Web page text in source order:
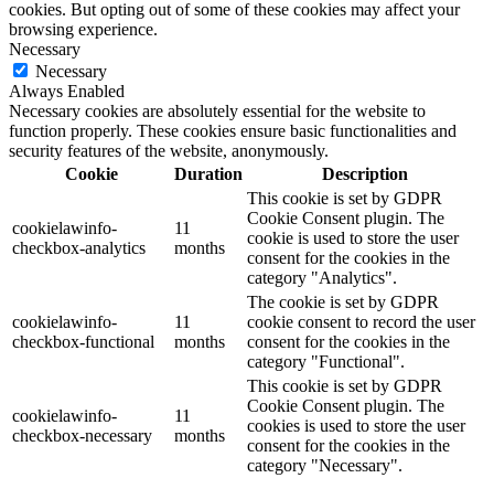
cookies. But opting out of some of these cookies may affect your
browsing experience.
Necessary
Necessary
Always Enabled
Necessary cookies are absolutely essential for the website to
function properly. These cookies ensure basic functionalities and
security features of the website, anonymously.
Cookie
Duration Description
cookielawinfo-
checkbox-analytics
11
months
This cookie is set by GDPR
Cookie Consent plugin. The
cookie is used to store the user
consent for the cookies in the
category "Analytics".
cookielawinfo-
checkbox-functional
11
months
The cookie is set by GDPR
cookie consent to record the user
consent for the cookies in the
category "Functional".
cookielawinfo-
checkbox-necessary
11
months
This cookie is set by GDPR
Cookie Consent plugin. The
cookies is used to store the user
consent for the cookies in the
category "Necessary".